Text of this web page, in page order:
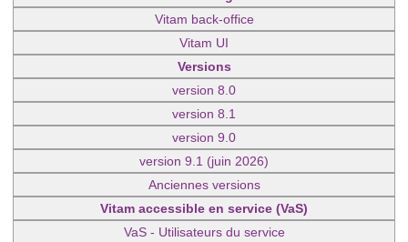
Vitam back-office
Vitam UI
Versions
version 8.0
version 8.1
version 9.0
version 9.1 (juin 2026)
Anciennes versions
Vitam accessible en service (VaS)
VaS - Utilisateurs du service